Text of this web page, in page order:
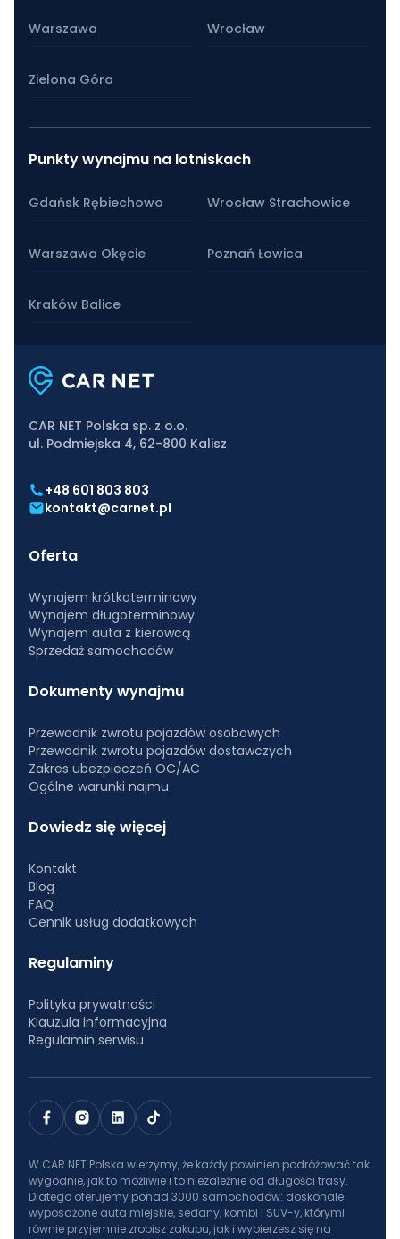
Warszawa Wrocław
Zielona Góra
Punkty wynajmu na lotniskach
Gdańsk Rębiechowo Wrocław Strachowice
Warszawa Okęcie Poznań Ławica
Kraków Balice
CAR NET Polska sp. z o.o.
ul. Podmiejska 4, 62-800 Kalisz
+48 601 803 803
kontakt@carnet.pl
Oferta
Wynajem krótkoterminowy
Wynajem długoterminowy
Wynajem auta z kierowcą
Sprzedaż samochodów
Dokumenty wynajmu
Przewodnik zwrotu pojazdów osobowych
Przewodnik zwrotu pojazdów dostawczych
Zakres ubezpieczeń OC/AC
Ogólne warunki najmu
Dowiedz się więcej
Kontakt
Blog
FAQ
Cennik usług dodatkowych
Regulaminy
Polityka prywatności
Klauzula informacyjna
Regulamin serwisu
W CAR NET Polska wierzymy, że każdy powinien podróżować tak
wygodnie, jak to możliwie i to niezależnie od długości trasy.
Dlatego oferujemy ponad 3000 samochodów: doskonale
wyposażone auta miejskie, sedany, kombi i SUV-y, którymi
równie przyjemnie zrobisz zakupu, jak i wybierzesz się na